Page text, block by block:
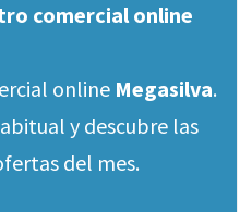
comercial online
online Megasilva.
y descubre las
del mes.